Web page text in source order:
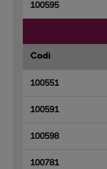
100595
Codi
100551
100591
100598
100781